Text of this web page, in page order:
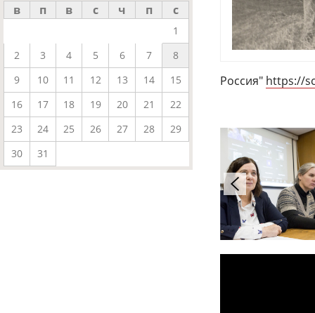
в п в с ч п с
1
2
3 4 5 6 7
8
9
10 11 12 13 14
15
16
17 18 19 20 21
22
23
24 25 26 27 28
29
30
31
Россия" https://